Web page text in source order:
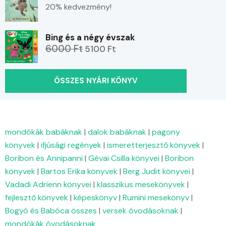
20% kedvezmény!
Bing és a négy évszak
6000 Ft 5100 Ft
ÖSSZES NYÁRI KÖNYV
mondókák babáknak | dalok babáknak | pagony
könyvek | ifjúsági regények | ismeretterjesztő könyvek |
Boribon és Annipanni | Gévai Csilla könyvei | Boribon
könyvek | Bartos Erika könyvek | Berg Judit könyvei |
Vadadi Adrienn könyvei | klasszikus mesekönyvek |
fejlesztő könyvek | képeskönyv| Rumini mesekönyv|
Bogyó és Babóca összes | versek óvodásoknak |
mondókák óvodásoknak